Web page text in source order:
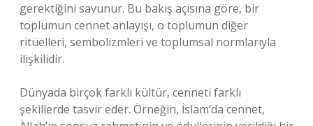
gerektiğini savunur. Bu bakış açısına göre, bir
toplumun cennet anlayışı, o toplumun diğer
ritüelleri, sembolizmleri ve toplumsal normlarıyla
ilişkilidir.
Dünyada birçok farklı kültür, cenneti farklı
şekillerde tasvir eder. Örneğin, İslam’da cennet,